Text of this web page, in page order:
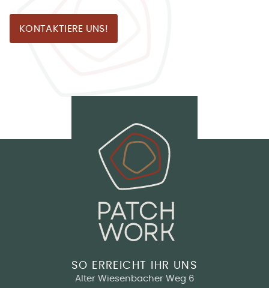
KONTAKTIERE UNS!
SO ERREICHT IHR UNS
Alter Wiesenbacher Weg 6